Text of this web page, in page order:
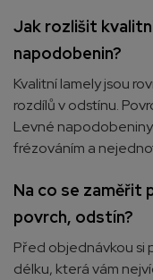
Jak rozlišit
napodobenin?
Kvalitní lamely jsou
rozdílů v odstínu.
Levné
frézováním a
Na co se zaměřit
povrch, odstín?
Před objednávkou si
délku, která vám